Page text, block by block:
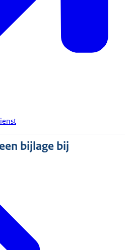
bijlage bij